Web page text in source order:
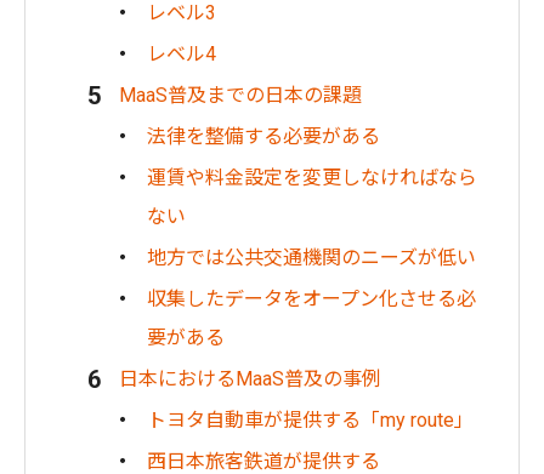
レベル3
レベル4
MaaS普及までの日本の課題
法律を整備する必要がある
運賃や料金設定を変更しなければなら
ない
地方では公共交通機関のニーズが低い
収集したデータをオープン化させる必
要がある
日本におけるMaaS普及の事例
トヨタ自動車が提供する「my route」
西日本旅客鉄道が提供する